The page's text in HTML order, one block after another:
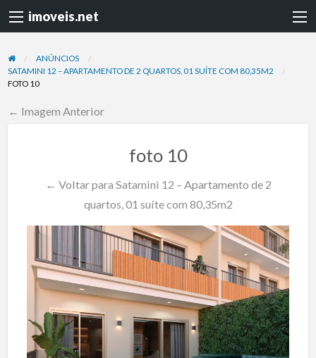
imoveis.net
ANÚNCIOS
SATAMINI 12 – APARTAMENTO DE 2 QUARTOS, 01 SUÍTE COM 80,35M2
FOTO 10
← Imagem Anterior
foto 10
← Voltar para Satamini 12 – Apartamento de 2
quartos, 01 suíte com 80,35m2